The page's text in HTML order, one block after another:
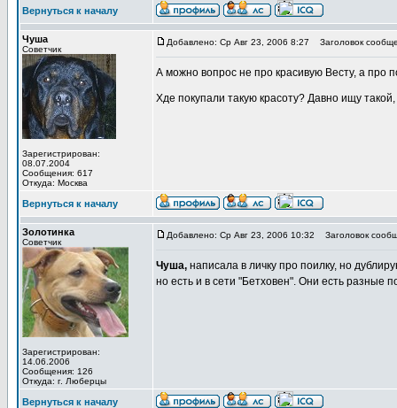
Вернуться к началу
Чуша
Советчик
Зарегистрирован:
08.07.2004
Сообщения: 617
Откуда: Москва
Добавлено: Ср Авг 23, 2006 8:27 Заголовок
А можно вопрос не про красивую Весту, а про
Хде покупали такую красоту? Давно ищу
Вернуться к началу
Золотинка
Советчик
Зарегистрирован:
14.06.2006
Сообщения: 126
Откуда: г. Люберцы
Добавлено: Ср Авг 23, 2006 10:32 Заголовок
Чуша, написала в личку про поилку, но
но есть и в сети "Бетховен". Они есть разные
Вернуться к началу